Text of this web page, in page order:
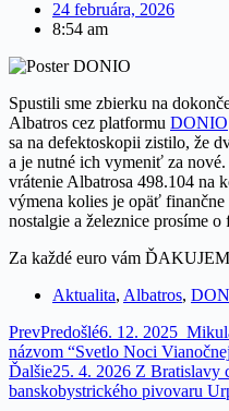
24 februára, 2026
8:54 am
Spustili sme zbierku na
Albatros cez platformu DONIO
sa na defektoskopii zistilo, že
a je nutné ich vymeniť za
vrátenie Albatrosa 498.104 na
výmena kolies je opäť
nostalgie a železnice prosíme o
Za každé euro vám
Aktualita, Albatros,
PrevPredošlé6. 12.
názvom “Svetlo Noci
Ďalšie25. 4. 2026 Z Bratislavy
banskobystrického pivovaru